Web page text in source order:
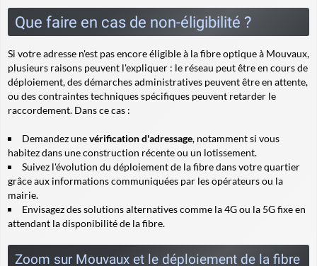
Que faire en cas de non-éligibilité ?
Si votre adresse n'est pas encore éligible à la fibre optique à Mouvaux,
plusieurs raisons peuvent l'expliquer : le réseau peut être en cours de
déploiement, des démarches administratives peuvent être en attente,
ou des contraintes techniques spécifiques peuvent retarder le
raccordement. Dans ce cas :
Demandez unevérification d'adressage, notamment si vous
habitez dans une construction récente ou un lotissement.
Suivez l'évolution du déploiement de la fibre dans votre quartier
grâce aux informations communiquées par les opérateurs ou la
mairie.
Envisagez des solutions alternatives comme la 4G ou la 5G fixe en
attendant la disponibilité de la fibre.
Zoom sur Mouvaux et le déploiement de la fibre